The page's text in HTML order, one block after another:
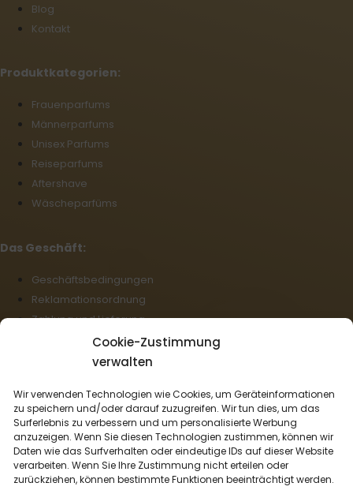
Cookie-Zustimmung
verwalten
Wir verwenden Technologien wie Cookies, um Geräteinformationen
zu speichern und/oder darauf zuzugreifen. Wir tun dies, um das
Surferlebnis zu verbessern und um personalisierte Werbung
anzuzeigen. Wenn Sie diesen Technologien zustimmen, können wir
Daten wie das Surfverhalten oder eindeutige IDs auf dieser Website
verarbeiten. Wenn Sie Ihre Zustimmung nicht erteilen oder
zurückziehen, können bestimmte Funktionen beeinträchtigt werden.
Blog
Kontakt
Produktkategorien:
Frauenparfums
Männerparfums
Unisex Parfums
Reiseparfums
Aftershave
Wäscheparfüms
Das Geschäft:
Geschäftsbedingungen
Reklamationsordnung
Zahlung und Lieferung
Datenschutz
Cookie-Richtlinie (EU)
Rücktritt vom Vertrag
Deutsch
Wir liefern mit: